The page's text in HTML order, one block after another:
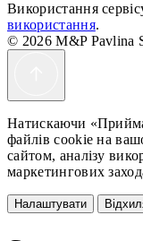
Використання
використання.
© 2026 M&P Pavlina
Натискаючи
файлів cookie на
сайтом, аналізу
маркетингових
Налаштувати